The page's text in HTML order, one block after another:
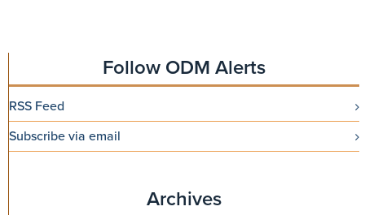
Follow ODM Alerts
RSS Feed
Subscribe via email
Archives